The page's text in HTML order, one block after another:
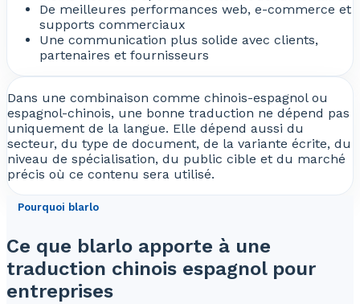
De meilleures performances web, e-commerce et
supports commerciaux
Une communication plus solide avec clients,
partenaires et fournisseurs
Dans une combinaison comme chinois-espagnol ou
espagnol-chinois, une bonne traduction ne dépend pas
uniquement de la langue. Elle dépend aussi du
secteur, du type de document, de la variante écrite, du
niveau de spécialisation, du public cible et du marché
précis où ce contenu sera utilisé.
Pourquoi blarlo
Ce que blarlo apporte à une
traduction chinois espagnol pour
entreprises